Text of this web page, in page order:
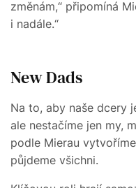
změnám,“ připomíná
i nadále.“
New Dads
Na to, aby naše dcery
ale nestačíme jen my,
podle Mierau
půjdeme všichni.